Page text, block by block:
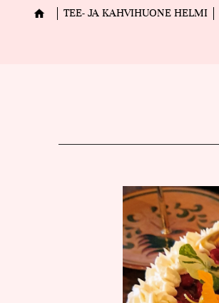
TEE- JA KAHVIHUONE HELMI